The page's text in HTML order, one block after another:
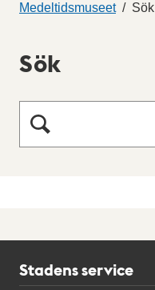
Medeltidsmuseet Sök
Sök
Stadens service